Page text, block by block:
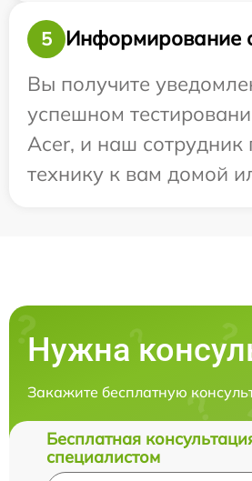
5
Информирование
Вы получите
успешном
Acer, и наш сотрудник
технику к вам домой
Нужна
Закажите бесплатную
Бесплатная
специалистом